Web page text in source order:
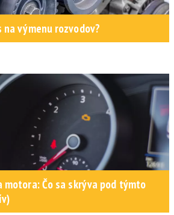
na výmenu rozvodov?
Čo sa skrýva pod týmto